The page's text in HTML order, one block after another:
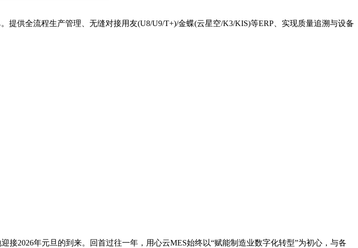
供全流程生产管理、无缝对接用友(U8/U9/T+)/金蝶(云星空/K3/KIS)等ERP、实现质量追溯与设备
接2026年元旦的到来。回首过往一年，用心云MES始终以“赋能制造业数字化转型”为初心，与各